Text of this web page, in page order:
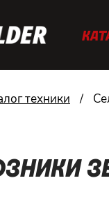
техники /